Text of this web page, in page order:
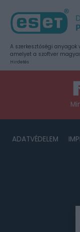
A szerkesztőségi anyagok
amelyet a szoftver
Hirdetés
ADATVÉDELEM